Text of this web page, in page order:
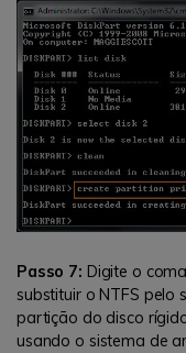
Passo 7: Digite o
substituir o NTFS pelo
partição do disco
usando o sistema de